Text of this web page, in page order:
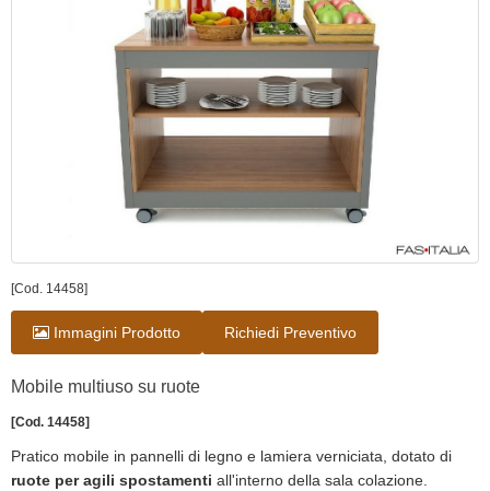
[Cod. 14458]
Immagini Prodotto Richiedi Preventivo
Mobile multiuso su ruote
[Cod. 14458]
Pratico mobile in pannelli di legno e lamiera verniciata, dotato di
ruote per agili spostamenti all'interno della sala colazione.